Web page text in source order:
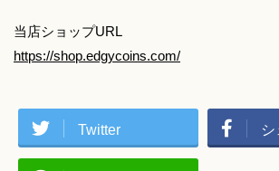
当店ショップURL
https://shop.edgycoins.com/
Twitter シ